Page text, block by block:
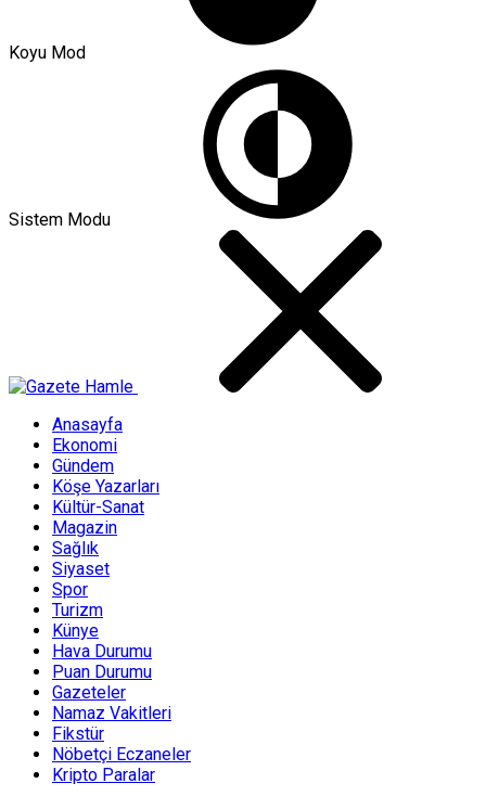
Koyu Mod
Sistem Modu
Anasayfa
Ekonomi
Gündem
Köşe Yazarları
Kültür-Sanat
Magazin
Sağlık
Siyaset
Spor
Turizm
Künye
Hava Durumu
Puan Durumu
Gazeteler
Namaz Vakitleri
Fikstür
Nöbetçi Eczaneler
Kripto Paralar